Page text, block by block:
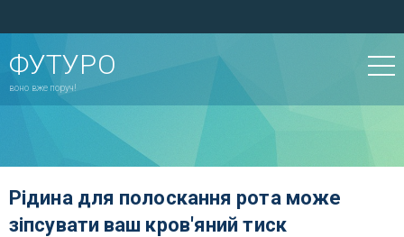
ФУТУРО
воно вже поруч!
Рідина для полоскання рота може
зіпсувати ваш кров'яний тиск